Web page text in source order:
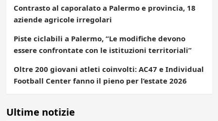
Contrasto al caporalato a Palermo e provincia, 18
aziende agricole irregolari
Piste ciclabili a Palermo, “Le modifiche devono
essere confrontate con le istituzioni territoriali”
Oltre 200 giovani atleti coinvolti: AC47 e Individual
Football Center fanno il pieno per l’estate 2026
Ultime notizie